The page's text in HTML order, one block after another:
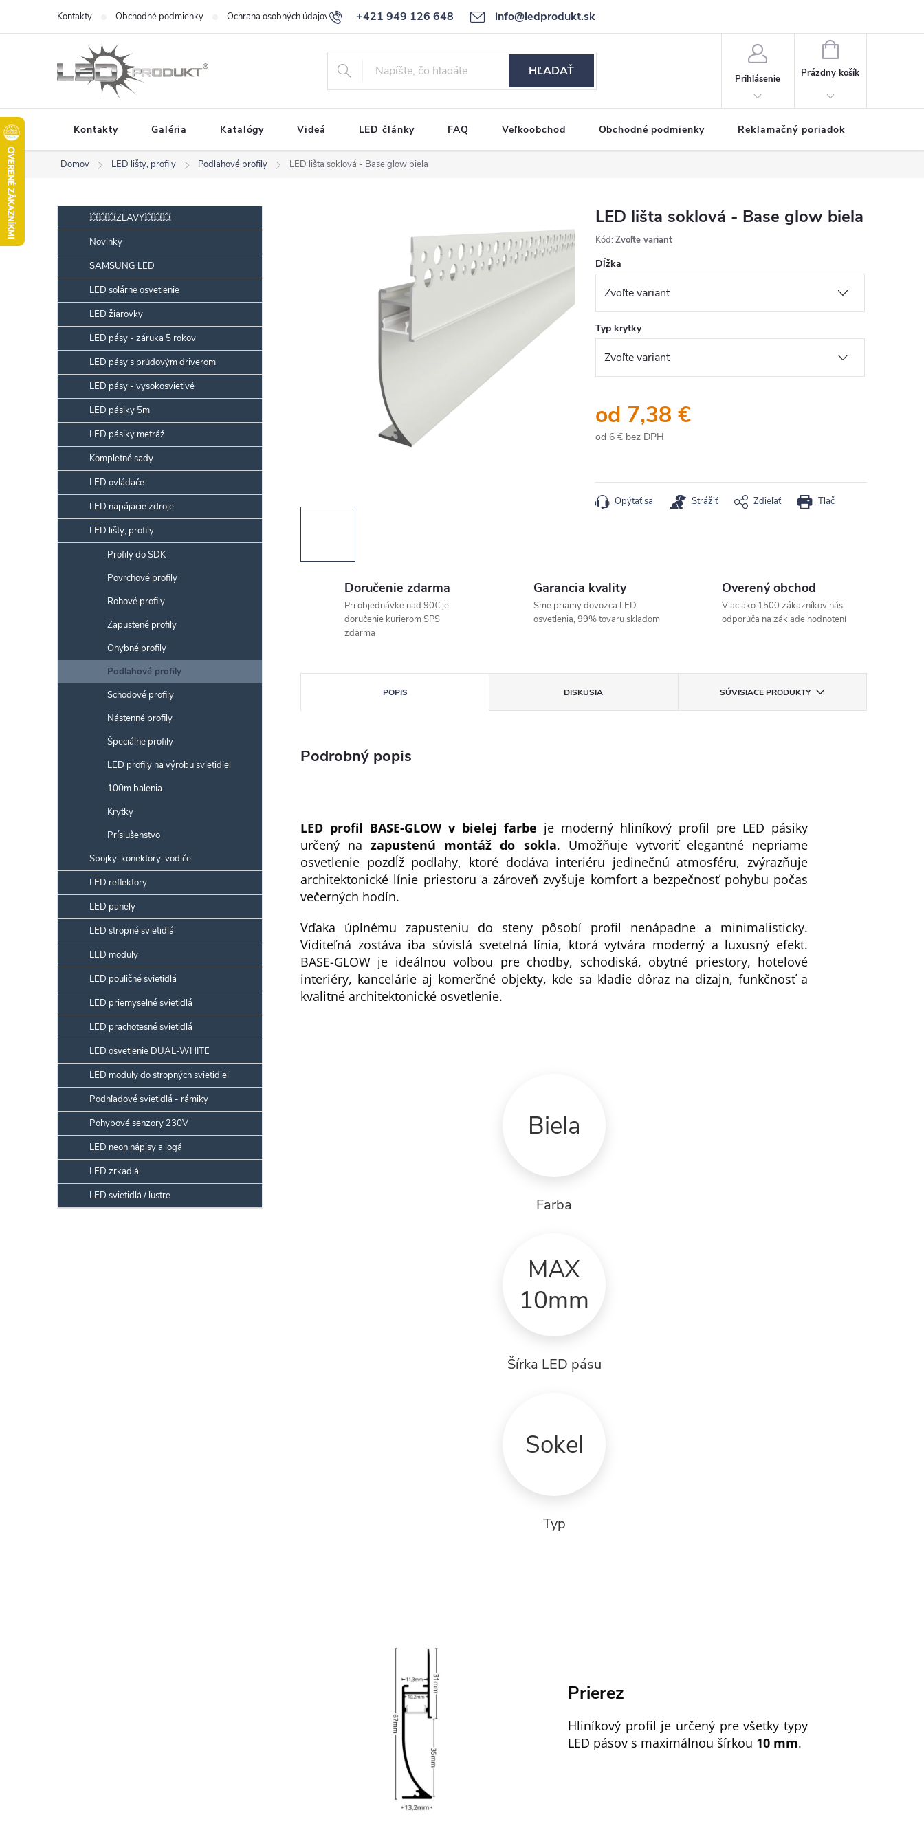
obsah
+421 949 126 648 info@ledprodukt.sk
Kontakty Obchodné podmienky Ochrana osobných údajov Reklamačný poriadok
HĽADAŤ
Prihlásenie
NÁKUPNÝ
KOŠÍK
Prázdny košík
Kontakty Galéria Katalógy Videá LED články FAQ Veľkoobchod Obchodné podmienky Reklamačný poriadok
Domov LED lišty, profily Podlahové profily LED lišta soklová - Base glow biela
o
č
n
a
n
e
Preskočiť
kategórie💥💥💥ZĽAVY💥💥💥
Novinky
SAMSUNG LED
LED solárne osvetlenie
LED žiarovky
LED pásy - záruka 5 rokov
LED pásy s prúdovým driverom
LED pásy - vysokosvietivé
LED pásiky 5m
LED pásiky metráž
Kompletné sady
LED ovládače
LED napájacie zdroje
LED lišty, profily
Profily do SDK
Povrchové profily
Rohové profily
Zapustené profily
Ohybné profily
Podlahové profily
Schodové profily
Nástenné profily
Špeciálne profily
LED profily na výrobu svietidiel
100m balenia
Krytky
Príslušenstvo
Spojky, konektory, vodiče
LED reflektory
LED panely
LED stropné svietidlá
LED moduly
LED pouličné svietidlá
LED priemyselné svietidlá
LED prachotesné svietidlá
LED osvetlenie DUAL-WHITE
LED moduly do stropných svietidiel
Podhľadové svietidlá - rámiky
Pohybové senzory 230V
LED neon nápisy a logá
LED zrkadlá
LED svietidlá / lustre
LED lišta soklová - Base glow biela
Kód: Zvoľte variant
Dĺžka
Typ krytky
od 7,38 €
od 6 € bez DPH
Tlač
Opýtať sa Strážiť Zdieľať
Doručenie zdarma
Pri objednávke nad 90€ je
doručenie kurierom SPS
zdarma
Garancia kvality
Sme priamy dovozca LED
osvetlenia, 99% tovaru skladom
Overený obchod
Viac ako 1500 zákazníkov nás
odporúča na základe hodnotení
POPIS DISKUSIA SÚVISIACE PRODUKTY
Podrobný popis
LED profil BASE-GLOW v bielej farbe je moderný hliníkový profil pre LED pásiky
určený nazapustenú montáž do sokla. Umožňuje vytvoriť elegantné nepriame
osvetlenie pozdĺž podlahy, ktoré dodáva interiéru jedinečnú atmosféru, zvýrazňuje
architektonické línie priestoru a zároveň zvyšuje komfort a bezpečnosť pohybu počas
večerných hodín.
Vďaka úplnému zapusteniu do steny pôsobí profil nenápadne a minimalisticky.
Viditeľná zostáva iba súvislá svetelná línia, ktorá vytvára moderný a luxusný efekt.
BASE-GLOW je ideálnou voľbou pre chodby, schodiská, obytné priestory, hotelové
interiéry, kancelárie aj komerčné objekty, kde sa kladie dôraz na dizajn, funkčnosť a
kvalitné architektonické osvetlenie.
Biela
Farba
MAX
10mm
Šírka LED pásu
Sokel
Typ
Prierez
Hliníkový profil je určený pre všetky typy
LED pásov s maximálnou šírkou 10 mm.